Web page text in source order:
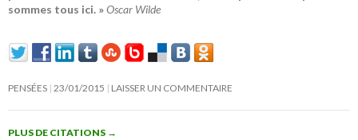
sommes tous ici. »Oscar Wilde
PENSÉES 23/01/2015 LAISSER UN COMMENTAIRE
PLUS DE CITATIONS →